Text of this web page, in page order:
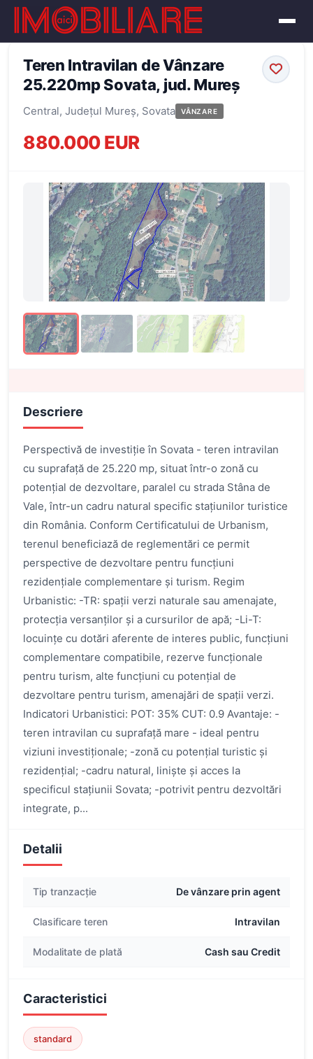
← Înapoi la oferte
Teren Intravilan de Vânzare
25.220mp Sovata, jud. Mureș
Central, Județul Mureș, Sovata VÂNZARE
880.000 EUR
Descriere
Perspectivă de investiție în Sovata - teren intravilan
cu suprafață de 25.220 mp, situat într-o zonă cu
potențial de dezvoltare, paralel cu strada Stâna de
Vale, într-un cadru natural specific stațiunilor turistice
din România. Conform Certificatului de Urbanism,
terenul beneficiază de reglementări ce permit
perspective de dezvoltare pentru funcțiuni
rezidențiale complementare și turism. Regim
Urbanistic: -TR: spații verzi naturale sau amenajate,
protecția versanților și a cursurilor de apă; -Li-T:
locuințe cu dotări aferente de interes public, funcțiuni
complementare compatibile, rezerve funcționale
pentru turism, alte funcțiuni cu potențial de
dezvoltare pentru turism, amenajări de spații verzi.
Indicatori Urbanistici: POT: 35% CUT: 0.9 Avantaje: -
teren intravilan cu suprafață mare - ideal pentru
viziuni investiționale; -zonă cu potențial turistic și
rezidențial; -cadru natural, liniște și acces la
specificul stațiunii Sovata; -potrivit pentru dezvoltări
integrate, p...
Detalii
Tip tranzacție De vânzare prin agent
Clasificare teren Intravilan
Modalitate de plată Cash sau Credit
Caracteristici
standard